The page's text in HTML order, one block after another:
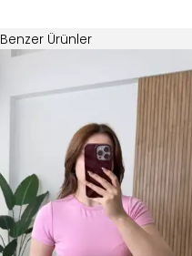
Benzer Ürünler